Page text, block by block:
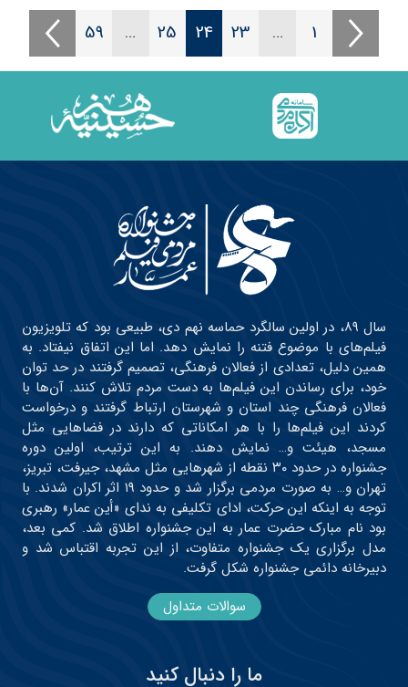
1
…
23
24
25
…
59
سال ۸۹، در اولین سالگرد حماسه نهم دی، طبیعی بود که تلویزیون
فیلم‌های با موضوع فتنه را نمایش دهد. اما این اتفاق نیفتاد. به
همین دلیل، تعدادی از فعالان فرهنگی، تصمیم گرفتند در حد توان
خود، برای رساندن این فیلم‌ها به دست مردم تلاش کنند. آن‌ها با
فعالان فرهنگی چند استان و شهرستان ارتباط گرفتند و درخواست
کردند این فیلم‌ها را با هر امکاناتی که دارند در فضاهایی مثل
مسجد، هیئت و… نمایش دهند. به این ترتیب، اولین دوره
جشنواره در حدود ۳۰ نقطه از شهرهایی مثل مشهد، جیرفت، تبریز،
تهران و… به صورت مردمی برگزار شد و حدود ۱۹ اثر اکران شدند. با
توجه به اینکه این حرکت، ادای تکلیفی به ندای «أین عمار» رهبری
بود نام مبارک حضرت عمار به این جشنواره اطلاق شد. کمی بعد،
مدل برگزاری یک جشنواره متفاوت، از این تجربه اقتباس شد و
دبیرخانه دائمی جشنواره شکل گرفت.
سوالات متداول
ما را دنبال کنید